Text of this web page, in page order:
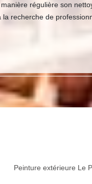
régulière son
recherche de
Peinture extérieure Le